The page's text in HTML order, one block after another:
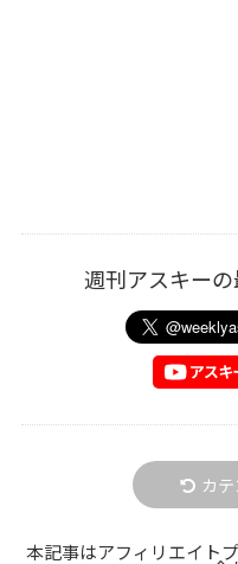
週刊アスキー
カ
本記事はアフィリエイト